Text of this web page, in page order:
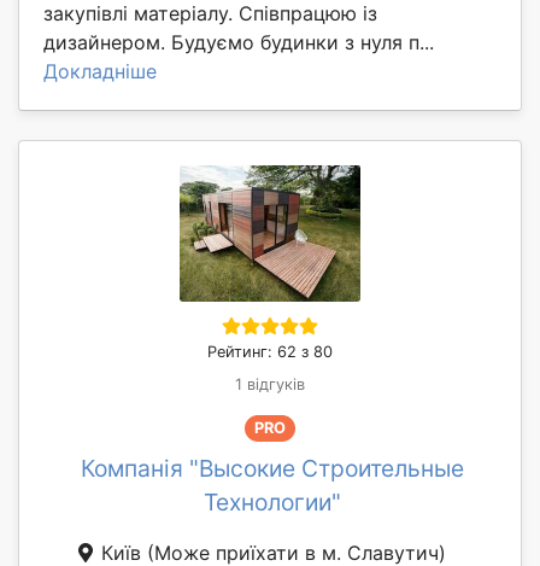
закупівлі матеріалу. Співпрацюю із
дизайнером. Будуємо будинки з нуля п...
Докладніше
Рейтинг: 62 з 80
1 відгуків
PRO
Компанія "Высокие Строительные
Технологии"
Київ (Може приїхати в м. Славутич)